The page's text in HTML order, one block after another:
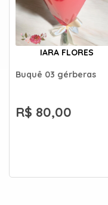
IARA FLORES
Buquê 03 gérberas
R$ 80,00